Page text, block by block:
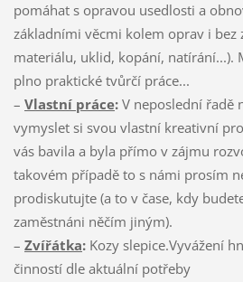
pomáhat s opravou usedlosti a
základními věcmi kolem oprav i bez
materiálu, uklid, kopání, natírání...).
plno praktické tvůrčí práce...
– Vlastní práce:V neposlední řadě
vymyslet si svou vlastní kreativní
vás bavila a byla přímo v zájmu
takovém případě to s námi prosím
prodiskutujte (a to v čase, kdy
zaměstnáni něčím jiným).
– Zvířátka:Kozy slepice.Vyvážení
činností dle aktuální potřeby